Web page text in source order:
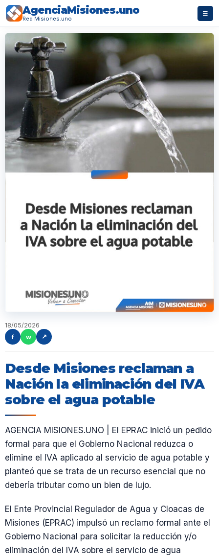
AgenciaMisiones.uno
Red Misiones.uno
☰
18/05/2026
f
w ↗
Desde Misiones reclaman a
Nación la eliminación del IVA
sobre el agua potable
AGENCIA MISIONES.UNO | El EPRAC inició un pedido
formal para que el Gobierno Nacional reduzca o
elimine el IVA aplicado al servicio de agua potable y
planteó que se trata de un recurso esencial que no
debería tributar como un bien de lujo.
El Ente Provincial Regulador de Agua y Cloacas de
Misiones (EPRAC) impulsó un reclamo formal ante el
Gobierno Nacional para solicitar la reducción y/o
eliminación del IVA sobre el servicio de agua